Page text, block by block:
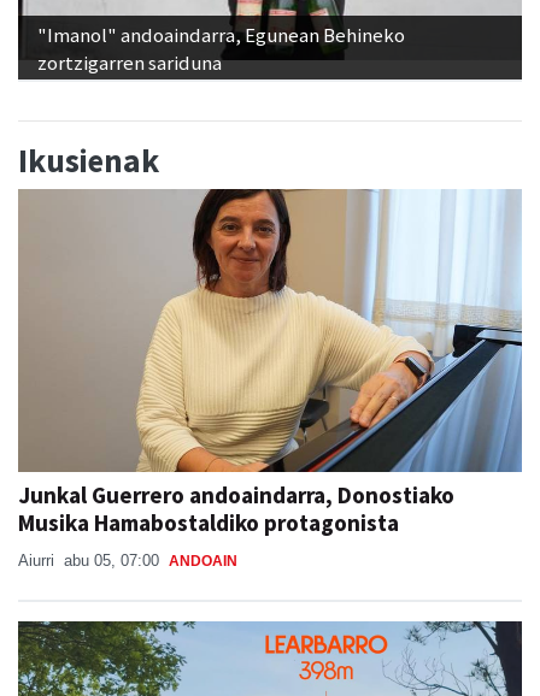
"Imanol" andoaindarra, Egunean Behineko
zortzigarren sariduna
Ikusienak
Junkal Guerrero andoaindarra, Donostiako
Musika Hamabostaldiko protagonista
Aiurri abu 05, 07:00 ANDOAIN